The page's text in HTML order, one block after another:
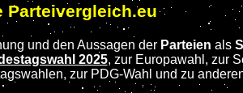
Parteivergleich.eu
und den Aussagen der Parteien als
2025, zur Europawahl, zur
zur PDG-Wahl und zu